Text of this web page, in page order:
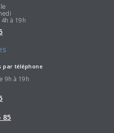
à 19h
par téléphone
9h à 19h
85